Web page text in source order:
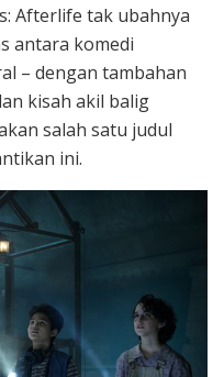
Afterlife tak ubahnya
antara komedi
– dengan tambahan
kisah akil balig
salah satu judul
ini.